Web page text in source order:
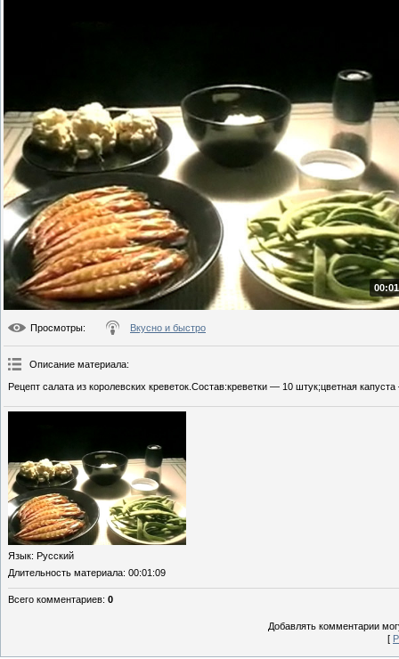
Просмотры: Вкусно и быстро
Описание материала:
Рецепт салата из королевских креветок.Состав:креветки — 10 штук;цветная
Язык: Русский
Длительность материала: 00:01:09
Всего комментариев: 0
Добавлять комментарии
[